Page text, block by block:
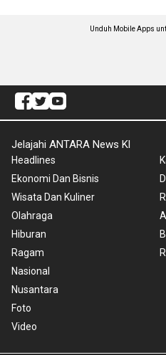
Unduh Mobile Apps
Headlines
Ekonomi Dan Bisnis
Wisata Dan Kuliner
Olahraga
Hiburan
Ragam
Nasional
Nusantara
Foto
Video